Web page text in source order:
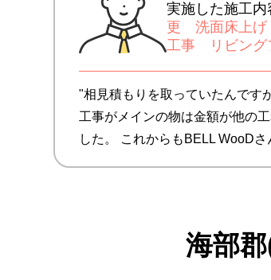
実施した施工内
更 洗面床上げ
工事 リビング
"相見積もりを取っていたんです
工事がメインの物は金額が他の
した。 これからもBELL WooD
海部